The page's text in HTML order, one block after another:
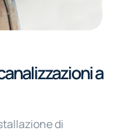
cucine
a
di